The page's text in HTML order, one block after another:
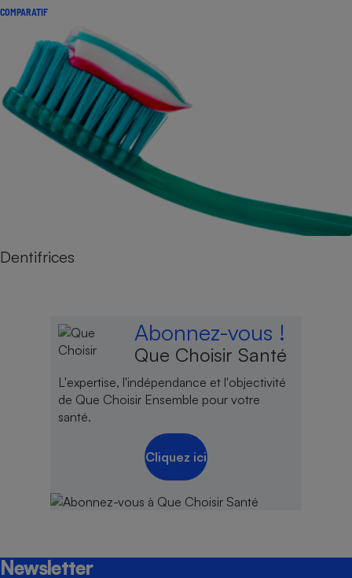
COMPARATIF
Dentifrices
Abonnez-vous !
Que Choisir Santé
L'expertise, l'indépendance et l'objectivité
de Que Choisir Ensemble pour votre
santé.
Cliquez ici
Newsletter